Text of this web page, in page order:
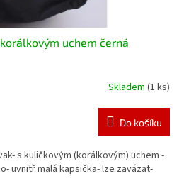
uchem černá
Skladem (1 ks)
Do košíku
s kuličkovým (korálkovým) uchem -
uvnitř malá kapsička- lze zavázat-